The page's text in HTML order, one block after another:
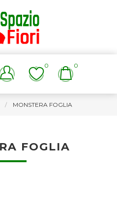
0 0
/ MONSTERA FOGLIA
FOGLIA